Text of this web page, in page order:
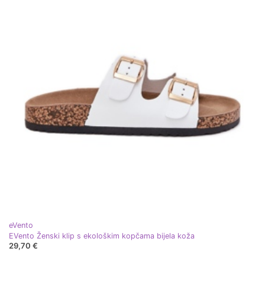
eVento
EVento Ženski klip s ekološkim kopčama bijela koža
29,70 €